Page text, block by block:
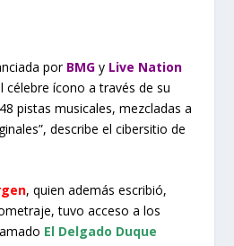
por BMG y Live Nation
célebre ícono a través de su
pistas musicales, mezcladas a
describe el cibersitio de
, quien además escribió,
tuvo acceso a los
El Delgado Duque